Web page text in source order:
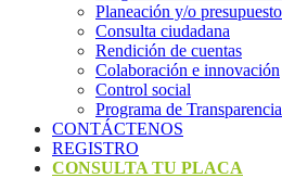
Planeación y/o
Consulta ciudadana
Rendición de cuentas
Colaboración e innovación
Control social
Programa de
CONTÁCTENOS
REGISTRO
CONSULTA TU PLACA